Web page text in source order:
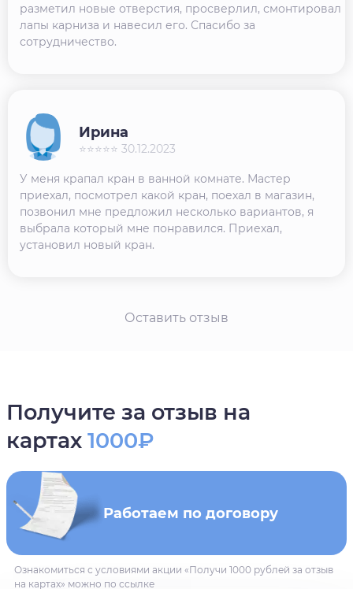
разметил новые отверстия, просверлил, смонтировал
лапы карниза и навесил его. Спасибо за
сотрудничество.
У меня крапал кран в ванной комнате. Мастер
приехал, посмотрел какой кран, поехал в магазин,
позвонил мне предложил несколько вариантов, я
выбрала который мне понравился. Приехал,
установил новый кран.
Ирина
⭐⭐⭐⭐⭐ 30.12.2023
Оставить отзыв
Получите за отзыв на
картах 1000₽
Работаем по договору
Ознакомиться с условиями акции «Получи 1000 рублей за отзыв
на картах» можно по ссылке